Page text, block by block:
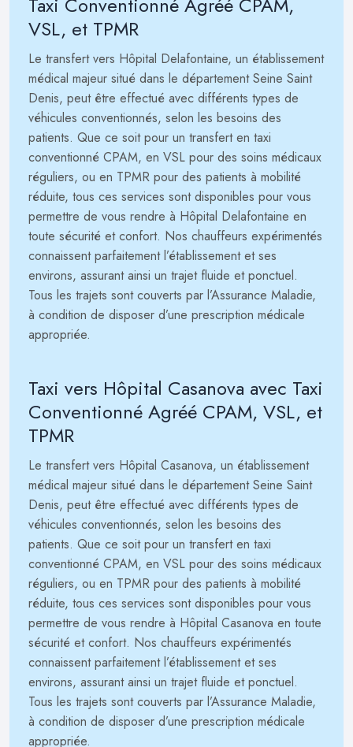
VSL, et TPMR
Le transfert vers Hôpital Delafontaine, un établissement
médical majeur situé dans le département Seine Saint
Denis, peut être effectué avec différents types de
véhicules conventionnés, selon les besoins des
patients. Que ce soit pour un transfert en taxi
conventionné CPAM, en VSL pour des soins médicaux
réguliers, ou en TPMR pour des patients à mobilité
réduite, tous ces services sont disponibles pour vous
permettre de vous rendre à Hôpital Delafontaine en
toute sécurité et confort. Nos chauffeurs expérimentés
connaissent parfaitement l’établissement et ses
environs, assurant ainsi un trajet fluide et ponctuel.
Tous les trajets sont couverts par l’Assurance Maladie,
à condition de disposer d’une prescription médicale
appropriée.
Taxi vers Hôpital Casanova avec Taxi
Conventionné Agréé CPAM, VSL, et
TPMR
Le transfert vers Hôpital Casanova, un établissement
médical majeur situé dans le département Seine Saint
Denis, peut être effectué avec différents types de
véhicules conventionnés, selon les besoins des
patients. Que ce soit pour un transfert en taxi
conventionné CPAM, en VSL pour des soins médicaux
réguliers, ou en TPMR pour des patients à mobilité
réduite, tous ces services sont disponibles pour vous
permettre de vous rendre à Hôpital Casanova en toute
sécurité et confort. Nos chauffeurs expérimentés
connaissent parfaitement l’établissement et ses
environs, assurant ainsi un trajet fluide et ponctuel.
Tous les trajets sont couverts par l’Assurance Maladie,
à condition de disposer d’une prescription médicale
appropriée.